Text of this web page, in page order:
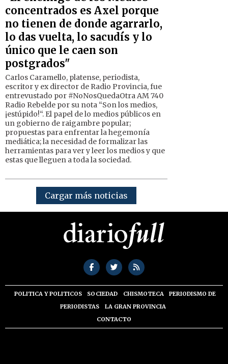
concentrados es Axel porque
no tienen de donde agarrarlo,
lo das vuelta, lo sacudís y lo
único que le caen son
postgrados"
Carlos Caramello, platense, periodista,
escritor y ex director de Radio Provincia, fue
entrevustado por #NoNosQuedaOtra AM 740
Radio Rebelde por su nota “Son los medios,
¡estúpido!“. El papel de lo medios públicos en
un gobierno de raigambre popular;
propuestas para enfrentar la hegemonía
mediática; la necesidad de formalizar las
herramientas para ver y leer los medios y que
estas que lleguen a toda la sociedad.
Cargar más noticias
POLITICA Y POLITICOS SOCIEDAD CHISMOTECA
PERIODISMO DE
PERIODISTAS
LA GRAN PROVINCIA
CONTACTO